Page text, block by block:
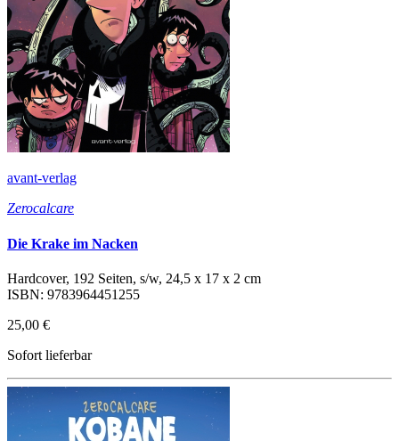
avant-verlag
Zerocalcare
Die Krake im Nacken
Hardcover, 192 Seiten, s/w, 24,5 x 17 x 2 cm
ISBN: 9783964451255
25,00 €
Sofort lieferbar